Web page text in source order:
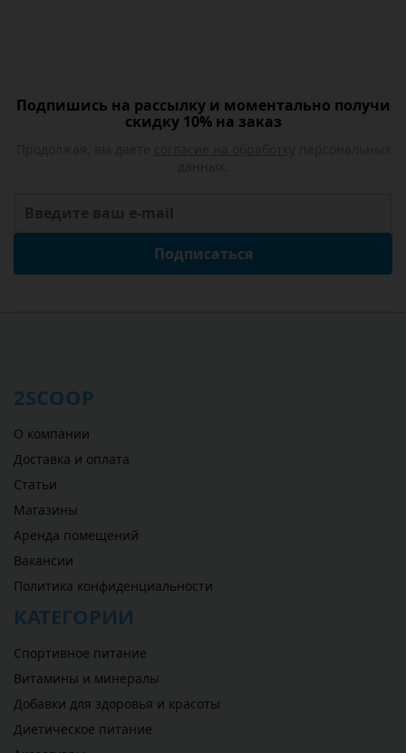
Подпишись на рассылку и моментально получи
скидку 10% на заказ
Подписаться
2SCOOP
О компании
Доставка и оплата
Статьи
Магазины
Аренда помещений
Вакансии
Политика конфиденциальности
КАТЕГОРИИ
Спортивное питание
Витамины и минералы
Добавки для здоровья и красоты
Диетическое питание